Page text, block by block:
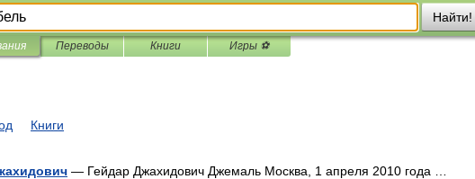
Найти!
Переводы Книги Игры ⚽
Книги
— Гейдар Джахидович Джемаль Москва, 1 апреля 2010 года …